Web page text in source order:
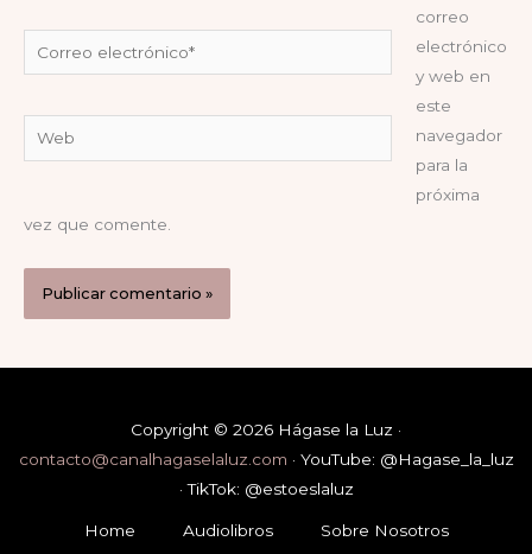
electrónico*
correo
electrónico
y web en
este
navegador
para la
próxima
vez que comente.
Copyright © 2026 Hágase la Luz ·
contacto@canalhagaselaluz.com · YouTube: @Hagase_la_luz
· TikTok: @estoeslaluz
Home Audiolibros
Sobre Nosotros